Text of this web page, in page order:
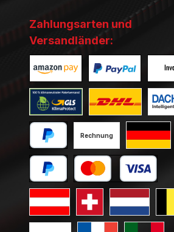
Zahlungsarten und
Versandländer:
PayPal
Rechnung
Später bezahlenKredit- oder
Benutzerdefiniertes Bild 1
Standard
Standard GLS Versand
Standard GLS
Standard
Benutzerdefiniertes Bild 1